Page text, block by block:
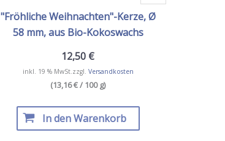
"Fröhliche Weihnachten"-Kerze, Ø
58 mm, aus Bio-Kokoswachs
12,50 €
inkl. 19 % MwSt.zzgl. Versandkosten
(13,16 € / 100 g)
In den Warenkorb